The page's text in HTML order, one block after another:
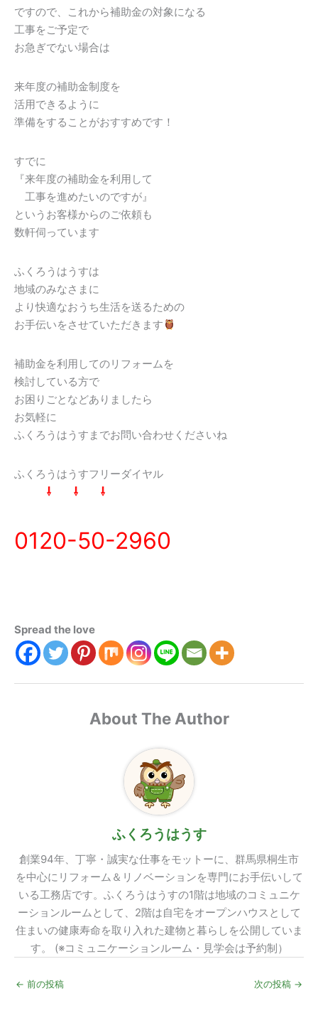
ですので、これから補助金の対象になる
工事をご予定で
お急ぎでない場合は
来年度の補助金制度を
活用できるように
準備をすることがおすすめです！
すでに
『来年度の補助金を利用して
工事を進めたいのですが』
というお客様からのご依頼も
数軒伺っています
ふくろうはうすは
地域のみなさまに
より快適なおうち生活を送るための
お手伝いをさせていただきます
補助金を利用してのリフォームを
検討している方で
お困りごとなどありましたら
お気軽に
ふくろうはうすまでお問い合わせくださいね
ふくろうはうすフリーダイヤル
⇩ ⇩ ⇩
0120-50-2960
Spread the love
About The Author
ふくろうはうす
創業94年、丁寧・誠実な仕事をモットーに、群馬県桐生市
を中心にリフォーム＆リノベーションを専門にお手伝いして
いる工務店です。ふくろうはうすの1階は地域のコミュニケ
ーションルームとして、2階は自宅をオープンハウスとして
住まいの健康寿命を取り入れた建物と暮らしを公開していま
す。 (※コミュニケーションルーム・見学会は予約制）
← 前の投稿 次の投稿 →